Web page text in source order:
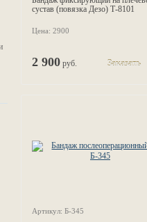
сустав (повязка Дезо) Т-8101
Цена: 2900
2 900 руб. Заказать
Артикул: Б-345